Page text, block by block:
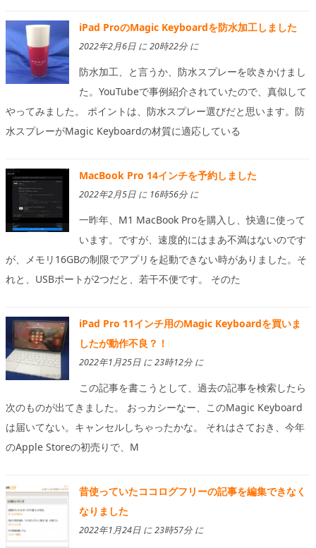
iPad ProのMagic Keyboardを防水加工しました
2022年2月6日 に 20時22分 に
防水加工、と言うか、防水スプレーを吹きかけまし
た。YouTubeで事例紹介されていたので、真似して
やってみました。 ポイントは、防水スプレー選びだと思います。防
水スプレーがMagic Keyboardの材質に適応している
MacBook Pro 14インチを予約しました
2022年2月5日 に 16時56分 に
一昨年、M1 MacBook Proを購入し、快適に使って
います。ですが、速度的にはまあ不満はないのです
が、メモリ16GBの制限でアプリを起動できない時がありました。そ
れと、USBポートが2つだと、若干不便です。 そのた
iPad Pro 11インチ用のMagic Keyboardを買いま
したが動作不良？！
2022年1月25日 に 23時12分 に
この記事を書こうとして、過去の記事を検索したら
次のものが出てきました。 おっカシーなー、このMagic Keyboard
は届いてない。キャンセルしちゃったかな。 それはさておき、今年
のApple Storeの初売りで、M
昔使っていたココログフリーの記事を編集できなく
なりました
2022年1月24日 に 23時57分 に